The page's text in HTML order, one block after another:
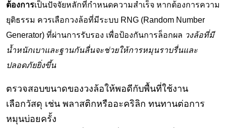
ต้องการเป็นปัจจัยหลักที่กำหนดความสำเร็จ หากต้องการความ
ยุติธรรม ควรเลือกวงล้อที่มีระบบ RNG (Random Number
Generator) ที่ผ่านการรับรอง เพื่อป้องกันการล็อกผล วงล้อที่มี
น้ำหนักเบาและฐานกันลื่นจะช่วยให้การหมุนราบรื่นและ
ปลอดภัยยิ่งขึ้น
ตรวจสอบขนาดของวงล้อให้พอดีกับพื้นที่ใช้งาน
เลือกวัสดุ เช่น พลาสติกหรืออะคริลิก ทนทานต่อการ
หมุนบ่อยครั้ง